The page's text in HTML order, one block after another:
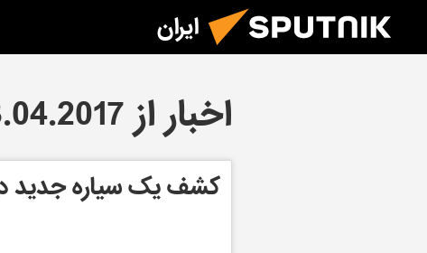
ایران
اخبار از 13.04.2017
کشف یک سیاره جدید